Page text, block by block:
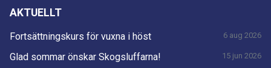
AKTUELLT
Fortsättningskurs för vuxna i höst 6 aug 2026
Glad sommar önskar Skogsluffarna! 15 jun 2026